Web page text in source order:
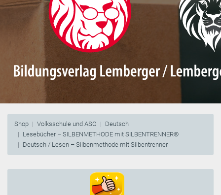
Shop Volksschule und ASO
Deutsch
Lesebücher – SILBENMETHODE mit SILBENTRENNER®
Deutsch / Lesen – Silbenmethode mit Silbentrenner